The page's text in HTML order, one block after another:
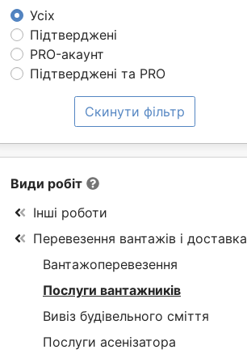
Усіх
Підтверджені
PRO-акаунт
Підтверджені та PRO
Скинути фільтр
Види робіт
Інші роботи
Перевезення вантажів і доставка
Вантажоперевезення
Послуги вантажників
Вивіз будівельного сміття
Послуги асенізатора